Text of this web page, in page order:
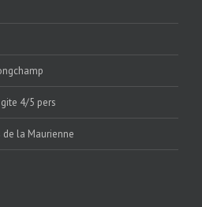
4/5 pers
la Maurienne